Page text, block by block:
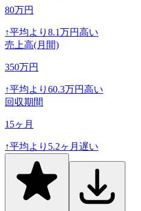
80万円
↑平均より 8.1万円高い
売上高(月間)
350万円
↑平均より 60.3万円高い
回収期間
15ヶ月
↑平均より 5.2ヶ月遅い